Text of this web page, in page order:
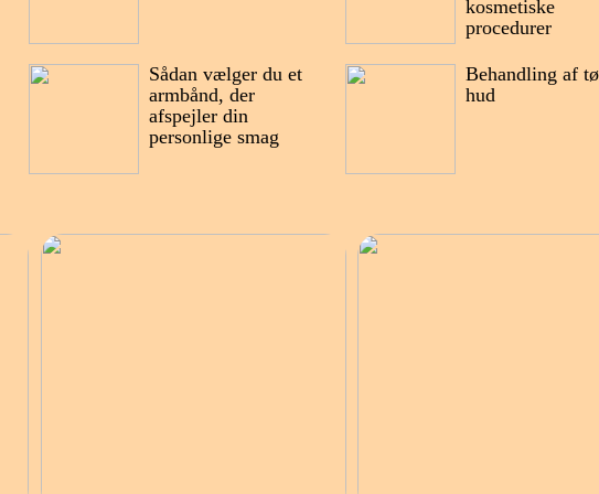
Sådan vælger du et
armbånd, der
afspejler din
personlige smag
kosmetiske
procedurer
Behandling af
hud